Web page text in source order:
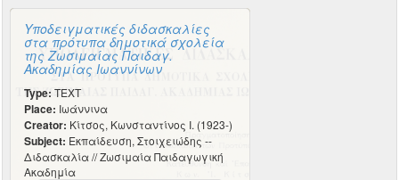
Υποδειγματικές διδασκαλίες
στα πρότυπα δημοτικά σχολεία
της Ζωσιμαίας Παιδαγ.
Ακαδημίας Ιωαννίνων
Type: TEXT
Place: Ιωάννινα
Creator: Κίτσος, Κωνσταντίνος Ι. (1923-)
Subject: Εκπαίδευση, Στοιχειώδης --
Διδασκαλία // Ζωσιμαία Παιδαγωγική
Ακαδημία